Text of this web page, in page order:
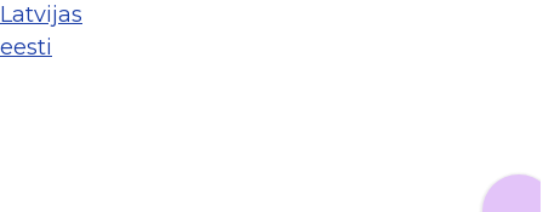
Latvijas
eesti